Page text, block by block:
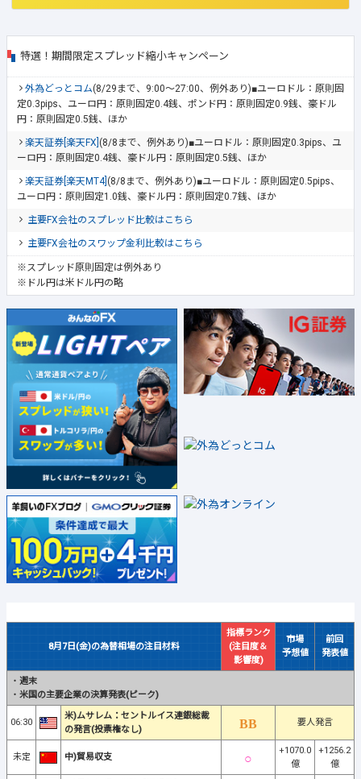
特選！期間限定スプレッド縮小キャンペーン
外為どっとコム(8/29まで、9:00～27:00、例外あり)■ユーロドル：原則固
定0.3pips、ユーロ円：原則固定0.4銭、ポンド円：原則固定0.9銭、豪ドル
円：原則固定0.5銭、ほか
楽天証券[楽天FX] (8/8まで、例外あり)■ユーロドル：原則固定0.3pips、ユ
ーロ円：原則固定0.4銭、豪ドル円：原則固定0.5銭、ほか
楽天証券[楽天MT4] (8/8まで、例外あり)■ユーロドル：原則固定0.5pips、
ユーロ円：原則固定1.0銭、豪ドル円：原則固定0.7銭、ほか
主要FX会社のスプレッド比較はこちら
主要FX会社のスワップ金利比較はこちら
※スプレッド原則固定は例外あり
※ドル円は米ドル円の略
8月7日(金)の為替相場の注目材料
指標ランク
(注目度＆
影響度)
市場
予想値
前回
発表値
・ 週末
・ 米国の主要企業の決算発表(ピーク)
06:30
米)ムサレム：セントルイス連銀総裁
の発言(投票権なし)
要人発言
未定 中)貿易収支
+1070.0
億
+1256.2
億